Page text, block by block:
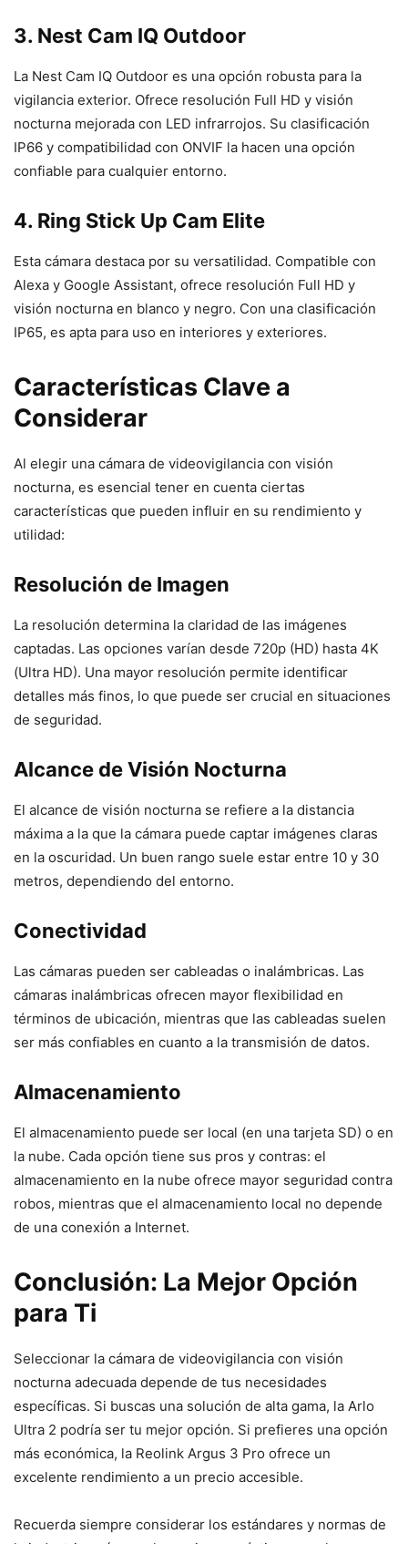
3. Nest Cam IQ Outdoor
La Nest Cam IQ Outdoor es una opción robusta para la
vigilancia exterior. Ofrece resolución Full HD y visión
nocturna mejorada con LED infrarrojos. Su clasificación
IP66 y compatibilidad con ONVIF la hacen una opción
confiable para cualquier entorno.
4. Ring Stick Up Cam Elite
Esta cámara destaca por su versatilidad. Compatible con
Alexa y Google Assistant, ofrece resolución Full HD y
visión nocturna en blanco y negro. Con una clasificación
IP65, es apta para uso en interiores y exteriores.
Características Clave a
Considerar
Al elegir una cámara de videovigilancia con visión
nocturna, es esencial tener en cuenta ciertas
características que pueden influir en su rendimiento y
utilidad:
Resolución de Imagen
La resolución determina la claridad de las imágenes
captadas. Las opciones varían desde 720p (HD) hasta 4K
(Ultra HD). Una mayor resolución permite identificar
detalles más finos, lo que puede ser crucial en situaciones
de seguridad.
Alcance de Visión Nocturna
El alcance de visión nocturna se refiere a la distancia
máxima a la que la cámara puede captar imágenes claras
en la oscuridad. Un buen rango suele estar entre 10 y 30
metros, dependiendo del entorno.
Conectividad
Las cámaras pueden ser cableadas o inalámbricas. Las
cámaras inalámbricas ofrecen mayor flexibilidad en
términos de ubicación, mientras que las cableadas suelen
ser más confiables en cuanto a la transmisión de datos.
Almacenamiento
El almacenamiento puede ser local (en una tarjeta SD) o en
la nube. Cada opción tiene sus pros y contras: el
almacenamiento en la nube ofrece mayor seguridad contra
robos, mientras que el almacenamiento local no depende
de una conexión a Internet.
Conclusión: La Mejor Opción
para Ti
Seleccionar la cámara de videovigilancia con visión
nocturna adecuada depende de tus necesidades
específicas. Si buscas una solución de alta gama, la Arlo
Ultra 2 podría ser tu mejor opción. Si prefieres una opción
más económica, la Reolink Argus 3 Pro ofrece un
excelente rendimiento a un precio accesible.
Recuerda siempre considerar los estándares y normas de